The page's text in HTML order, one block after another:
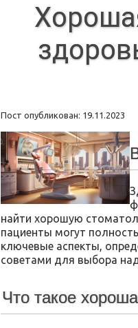
Пост опубликован: 19.11.2023
найти хорошую
пациенты могут
ключевые аспекты,
советами для выбора
Что такое